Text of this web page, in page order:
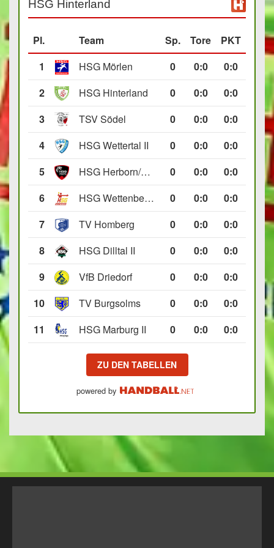
HSG Hinterland
Pl. Team Sp. Tore
PKT
1
HSG Mörlen 0 0:0
0:0
2
HSG Hinterland 0 0:0
0:0
3
TSV Södel 0 0:0
0:0
4
HSG Wettertal II 0 0:0
0:0
5
HSG Herborn/Seelbach 0 0:0
0:0
6
HSG Wettenberg III 0 0:0
0:0
7
TV Homberg 0 0:0
0:0
8
HSG Dilltal II 0 0:0
0:0
9
VfB Driedorf 0 0:0
0:0
10
TV Burgsolms 0 0:0
0:0
11
HSG Marburg II 0 0:0 0:0
ZU DEN TABELLEN
powered by